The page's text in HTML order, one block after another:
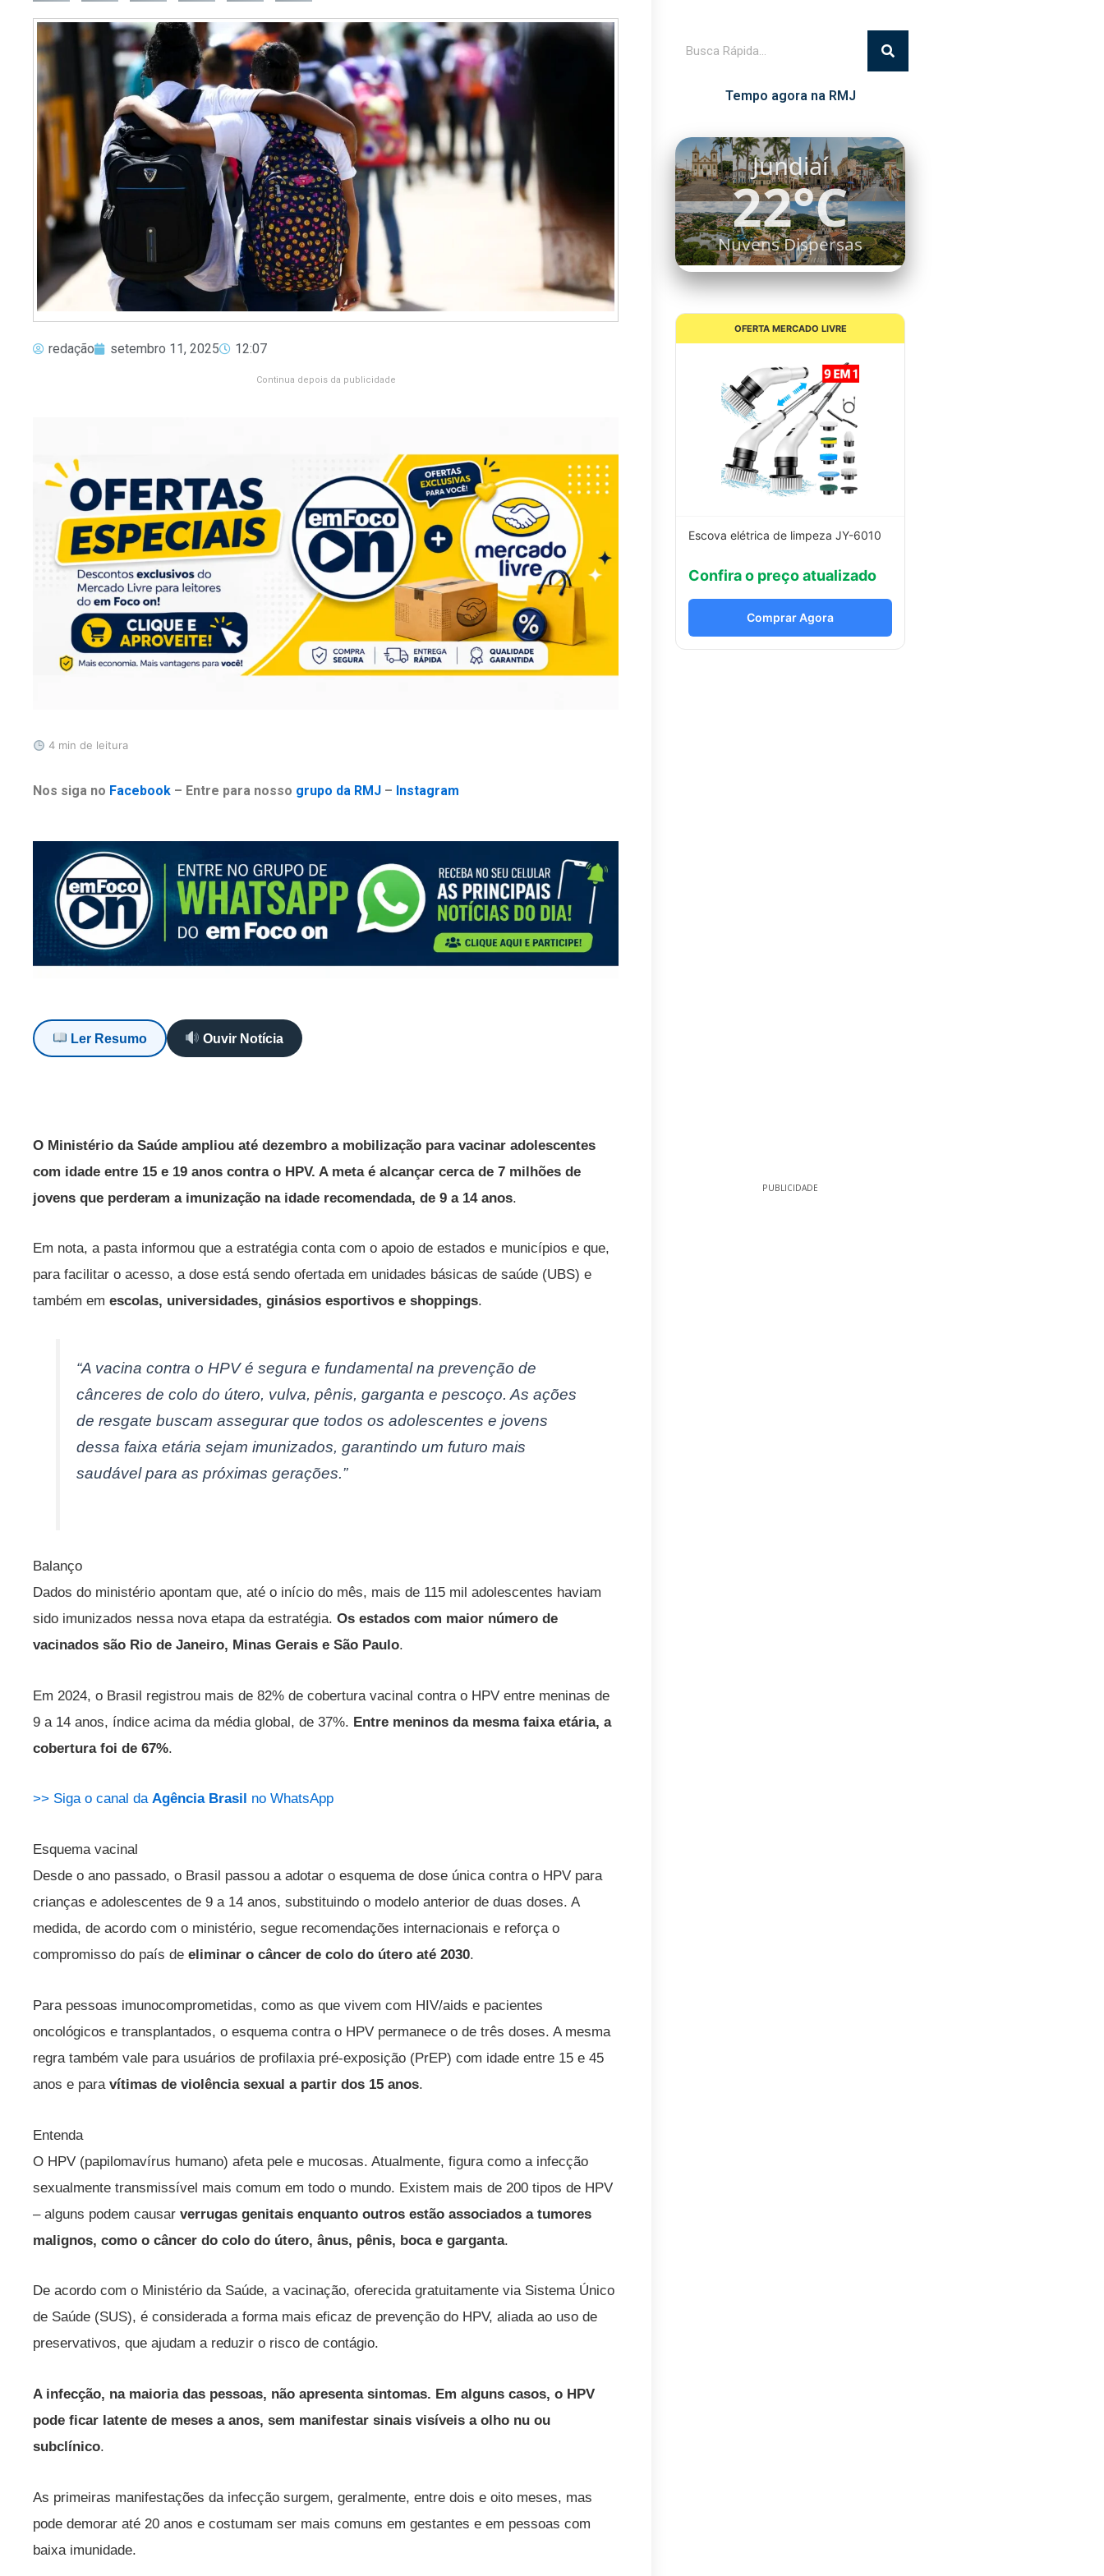
redação setembro 11, 2025 12:07
Continua depois da publicidade
4 min de leitura
Nos siga no Facebook – Entre para nosso grupo da RMJ – Instagram
Ler Resumo Ouvir Notícia
O Ministério da Saúde ampliou até dezembro a mobilização para vacinar adolescentes
com idade entre 15 e 19 anos contra o HPV. A meta é alcançar cerca de 7 milhões de
jovens que perderam a imunização na idade recomendada, de 9 a 14 anos.
Em nota, a pasta informou que a estratégia conta com o apoio de estados e municípios e que,
para facilitar o acesso, a dose está sendo ofertada em unidades básicas de saúde (UBS) e
também em escolas, universidades, ginásios esportivos e shoppings.
“A vacina contra o HPV é segura e fundamental na prevenção de
cânceres de colo do útero, vulva, pênis, garganta e pescoço. As ações
de resgate buscam assegurar que todos os adolescentes e jovens
dessa faixa etária sejam imunizados, garantindo um futuro mais
saudável para as próximas gerações.”
Balanço
Dados do ministério apontam que, até o início do mês, mais de 115 mil adolescentes haviam
sido imunizados nessa nova etapa da estratégia. Os estados com maior número de
vacinados são Rio de Janeiro, Minas Gerais e São Paulo.
Em 2024, o Brasil registrou mais de 82% de cobertura vacinal contra o HPV entre meninas de
9 a 14 anos, índice acima da média global, de 37%. Entre meninos da mesma faixa etária, a
cobertura foi de 67%.
>> Siga o canal da Agência Brasil no WhatsApp
Esquema vacinal
Desde o ano passado, o Brasil passou a adotar o esquema de dose única contra o HPV para
crianças e adolescentes de 9 a 14 anos, substituindo o modelo anterior de duas doses. A
medida, de acordo com o ministério, segue recomendações internacionais e reforça o
compromisso do país de eliminar o câncer de colo do útero até 2030.
Para pessoas imunocomprometidas, como as que vivem com HIV/aids e pacientes
oncológicos e transplantados, o esquema contra o HPV permanece o de três doses. A mesma
regra também vale para usuários de profilaxia pré-exposição (PrEP) com idade entre 15 e 45
anos e paravítimas de violência sexual a partir dos 15 anos.
Entenda
O HPV (papilomavírus humano) afeta pele e mucosas. Atualmente, figura como a infecção
sexualmente transmissível mais comum em todo o mundo. Existem mais de 200 tipos de HPV
– alguns podem causar verrugas genitais enquanto outros estão associados a tumores
malignos, como o câncer do colo do útero, ânus, pênis, boca e garganta.
De acordo com o Ministério da Saúde, a vacinação, oferecida gratuitamente via Sistema Único
de Saúde (SUS), é considerada a forma mais eficaz de prevenção do HPV, aliada ao uso de
preservativos, que ajudam a reduzir o risco de contágio.
A infecção, na maioria das pessoas, não apresenta sintomas. Em alguns casos, o HPV
pode ficar latente de meses a anos, sem manifestar sinais visíveis a olho nu ou
subclínico.
As primeiras manifestações da infecção surgem, geralmente, entre dois e oito meses, mas
pode demorar até 20 anos e costumam ser mais comuns em gestantes e em pessoas com
baixa imunidade.
Tempo agora na RMJ
Itatiba
21°C
Algumas Nuvens
OFERTA MERCADO LIVRE
Escova elétrica de limpeza JY-6010
Confira o preço atualizado
Comprar Agora
PUBLICIDADE